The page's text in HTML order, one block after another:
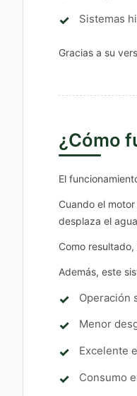
Sistemas
Gracias a su
¿Cómo
El
Cuando el
desplaza el
Como
Además, este
Operación
Menor
Excelente
Consumo